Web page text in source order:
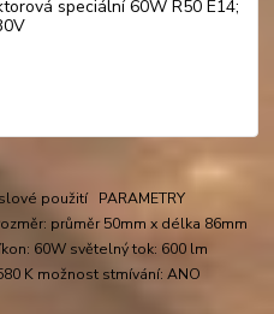
použití PARAMETRY
průměr 50mm x délka 86mm
60W světelný tok: 600 lm
K možnost stmívání: ANO